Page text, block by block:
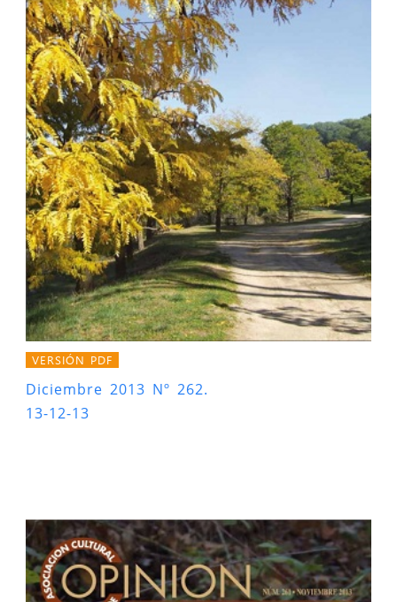
VERSIÓN PDF
Diciembre 2013 Nº 262.
13-12-13